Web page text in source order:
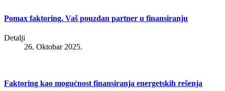
Pomax faktoring. Vaš pouzdan partner u finansiranju
Detalji
26. Oktobar 2025.
Faktoring kao mogućnost finansiranja energetskih rešenja